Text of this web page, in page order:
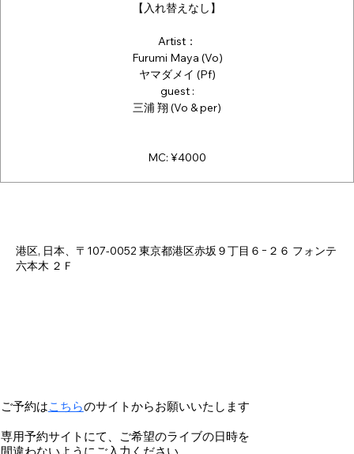
ご予約はこちらのサイトからお願いいたします
専用予約サイトにて、ご希望のライブの日時を
【入れ替えなし】
Artist：
Furumi Maya (Vo)
ヤマダメイ (Pf)
guest :
三浦 翔 (Vo & per)
MC: ¥4000
港区, 日本、〒107-0052 東京都港区赤坂９丁目６−２６ フォンテ
六本木 ２Ｆ